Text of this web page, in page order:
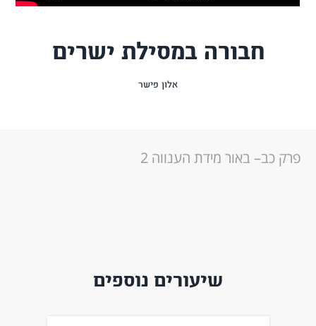
חבורה במסילת ישרים
אלון פישר
פרק כב– באור מידת הענווה 2
שיעורים נוספים